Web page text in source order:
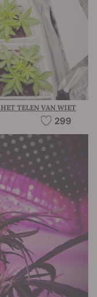
TELEN VAN WIET
299